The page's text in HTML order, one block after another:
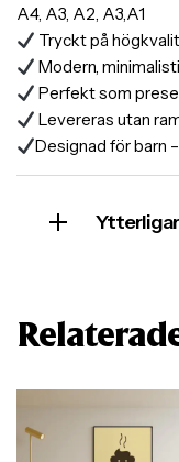
A4, A3, A2, A3,A1
Tryckt på
Modern,
Perfekt som
Levereras utan
Designad för barn